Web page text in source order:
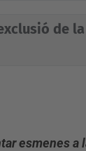
de
esmenes a